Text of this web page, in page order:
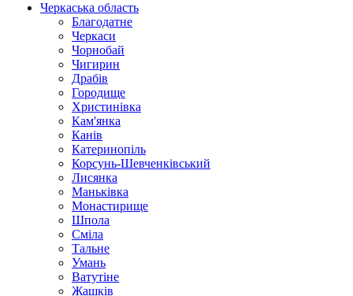
Черкаська область
Благодатне
Черкаси
Чорнобай
Чигирин
Драбів
Городище
Христинівка
Кам'янка
Канів
Катеринопіль
Корсунь-Шевченківський
Лисянка
Маньківка
Монастирище
Шпола
Сміла
Тальне
Умань
Ватутіне
Жашків